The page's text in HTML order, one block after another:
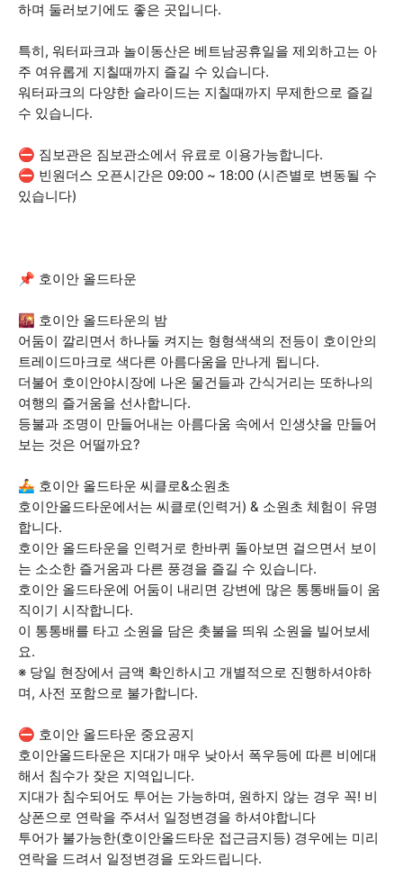
하며 둘러보기에도 좋은 곳입니다.
특히, 워터파크과 놀이동산은 베트남공휴일을 제외하고는 아
주 여유롭게 지칠때까지 즐길 수 있습니다.
워터파크의 다양한 슬라이드는 지칠때까지 무제한으로 즐길
수 있습니다.
⛔ 짐보관은 짐보관소에서 유료로 이용가능합니다.
⛔ 빈원더스 오픈시간은 09:00 ~ 18:00 (시즌별로 변동될 수
있습니다)
📌 호이안 올드타운
🌇 호이안 올드타운의 밤
어둠이 깔리면서 하나둘 켜지는 형형색색의 전등이 호이안의
트레이드마크로 색다른 아름다움을 만나게 됩니다.
더불어 호이안야시장에 나온 물건들과 간식거리는 또하나의
여행의 즐거움을 선사합니다.
등불과 조명이 만들어내는 아름다움 속에서 인생샷을 만들어
보는 것은 어떨까요?
🚣 호이안 올드타운 씨클로&소원초
호이안올드타운에서는 씨클로(인력거) & 소원초 체험이 유명
합니다.
호이안 올드타운을 인력거로 한바퀴 돌아보면 걸으면서 보이
는 소소한 즐거움과 다른 풍경을 즐길 수 있습니다.
호이안 올드타운에 어둠이 내리면 강변에 많은 통통배들이 움
직이기 시작합니다.
이 통통배를 타고 소원을 담은 촛불을 띄워 소원을 빌어보세
요.
※ 당일 현장에서 금액 확인하시고 개별적으로 진행하셔야하
며, 사전 포함으로 불가합니다.
⛔ 호이안 올드타운 중요공지
호이안올드타운은 지대가 매우 낮아서 폭우등에 따른 비에대
해서 침수가 잦은 지역입니다.
지대가 침수되어도 투어는 가능하며, 원하지 않는 경우 꼭! 비
상폰으로 연락을 주셔서 일정변경을 하셔야합니다
투어가 불가능한(호이안올드타운 접근금지등) 경우에는 미리
연락을 드려서 일정변경을 도와드립니다.